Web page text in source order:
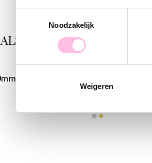
Noodzakelijk
Weigeren
LOVE...
"basic" - silver